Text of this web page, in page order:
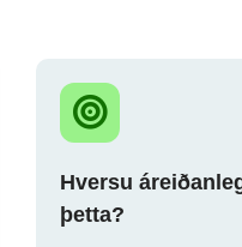
Hversu
þetta?